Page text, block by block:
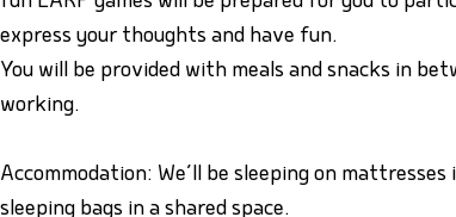
express your thoughts and have fun.
You will be provided with meals and snacks in
working.
Accommodation: We’ll be sleeping on mattresses
sleeping bags in a shared space.